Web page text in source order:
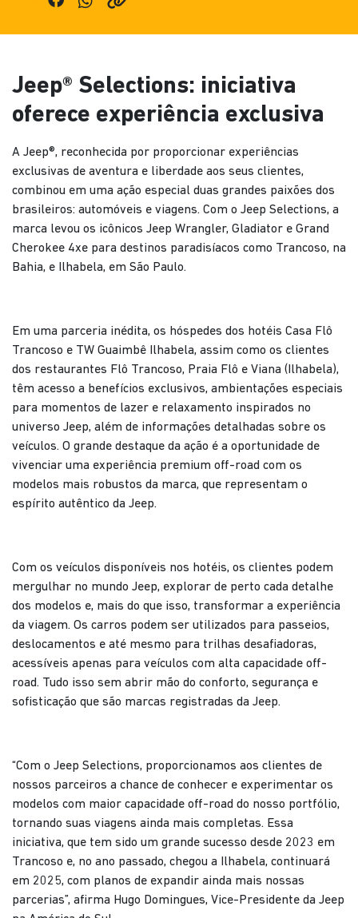
Jeep® Selections: iniciativa
oferece experiência exclusiva
A Jeep®, reconhecida por proporcionar experiências
exclusivas de aventura e liberdade aos seus clientes,
combinou em uma ação especial duas grandes paixões dos
brasileiros: automóveis e viagens. Com o Jeep Selections, a
marca levou os icônicos Jeep Wrangler, Gladiator e Grand
Cherokee 4xe para destinos paradisíacos como Trancoso, na
Bahia, e Ilhabela, em São Paulo.
Em uma parceria inédita, os hóspedes dos hotéis Casa Flô
Trancoso e TW Guaimbê Ilhabela, assim como os clientes
dos restaurantes Flô Trancoso, Praia Flô e Viana (Ilhabela),
têm acesso a benefícios exclusivos, ambientações especiais
para momentos de lazer e relaxamento inspirados no
universo Jeep, além de informações detalhadas sobre os
veículos. O grande destaque da ação é a oportunidade de
vivenciar uma experiência premium off-road com os
modelos mais robustos da marca, que representam o
espírito autêntico da Jeep.
Com os veículos disponíveis nos hotéis, os clientes podem
mergulhar no mundo Jeep, explorar de perto cada detalhe
dos modelos e, mais do que isso, transformar a experiência
da viagem. Os carros podem ser utilizados para passeios,
deslocamentos e até mesmo para trilhas desafiadoras,
acessíveis apenas para veículos com alta capacidade off-
road. Tudo isso sem abrir mão do conforto, segurança e
sofisticação que são marcas registradas da Jeep.
“Com o Jeep Selections, proporcionamos aos clientes de
nossos parceiros a chance de conhecer e experimentar os
modelos com maior capacidade off-road do nosso portfólio,
tornando suas viagens ainda mais completas. Essa
iniciativa, que tem sido um grande sucesso desde 2023 em
Trancoso e, no ano passado, chegou a Ilhabela, continuará
em 2025, com planos de expandir ainda mais nossas
parcerias”, afirma Hugo Domingues, Vice-Presidente da Jeep